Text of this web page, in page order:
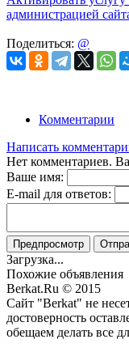
администрацией
Поделиться: @
Комментарии
Написать
Нет комментариев.
Ваше имя:
E-mail для ответов:
Предпросмотр
Загрузка...
Похожие объявления
Berkat.Ru © 2015
Сайт "Berkat" не
достоверность
обещаем делать все